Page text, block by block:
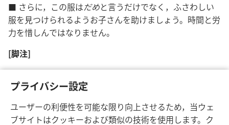
プライバシー設定
ユーザーの利便性を可能な限り向上させるため，当ウェ
ブサイトはクッキーおよび類似の技術を使用します。ク
■ さらに，この服はだめと言うだけでなく，ふさわしい
服を見つけられるようお子さんを助けましょう。時間と労
力を惜しんではなりません。
[脚注]
欠点をほのめかすような言い方は避けましょう。